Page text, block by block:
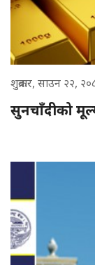
शुक्रबार, साउन २२,
सुनचाँदीको